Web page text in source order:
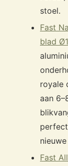
stoel.
Fast
blad
royale
aan
Fast